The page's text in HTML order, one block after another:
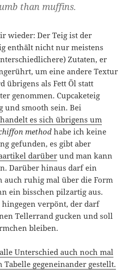
than muffins.
wieder: Der Teig ist der
enthält nicht nur meistens
Zutaten, er
um eine andere Textur
übrigens als Fett Öl statt
genommen. Cupcaketeig
smooth sein. Bei
handelt es sich übrigens um
method habe ich keine
gefunden, es gibt aber
darüber und man kann
Darüber hinaus darf ein
auch ruhig mal über die Form
ein bisschen pilzartig aus.
hingegen verpönt, der darf
Tellerrand gucken und soll
bleiben.
Unterschied auch noch mal
gegeneinander gestellt.